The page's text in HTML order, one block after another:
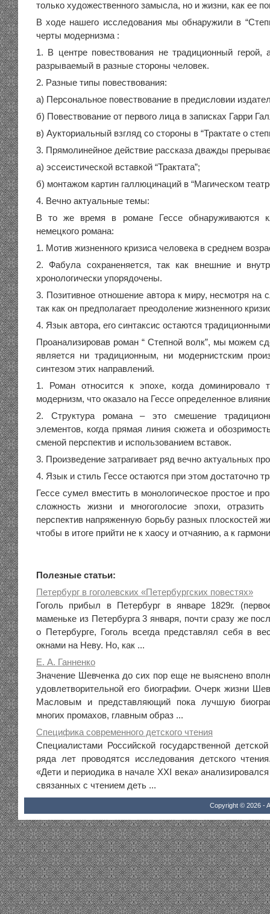
только художественного замысла, но и жизни, как ее
В ходе нашего исследования мы обнаружили в
черты модернизма :
1. В центре повествования не традиционный герой,
разрываемый в разные стороны человек.
2. Разные типы повествования:
а) Персональное повествование в предисловии
б) Повествование от первого лица в записках Гарри
в) Аукториальный взгляд со стороны в “Трактате о
3. Прямолинейное действие рассказа дважды
а) эссеистической вставкой “Трактата”;
б) монтажом картин галлюцинаций в “Магическом
4. Вечно актуальные темы:
В то же время в романе Гессе обнаруживаются
немецкого романа:
1. Мотив жизненного кризиса человека в среднем
2. Фабула сохраненяется, так как внешние и
хронологически упорядочены.
3. Позитивное отношение автора к миру, несмотря на
так как он предполагает преодоление жизненного
4. Язык автора, его синтаксис остаются
Проанализировав роман “ Степной волк”, мы можем
является ни традиционным, ни модернистским
синтезом этих направлений.
1. Роман относится к эпохе, когда доминировало
модернизм, что оказало на Гессе определенное
2. Структура романа – это смешение
элементов, когда прямая линия сюжета и
сменой перспектив и использованием вставок.
3. Произведение затрагивает ряд вечно актуальных
4. Язык и стиль Гессе остаются при этом достаточно
Гессе сумел вместить в монологическое простое и
сложность жизни и многоголосие эпохи,
перспектив напряженную борьбу разных плоскостей
чтобы в итоге прийти не к хаосу и отчаянию, а к
Полезные статьи:
Петербург в гоголевских «Петербургских повестях»
Гоголь прибыл в Петербург в январе 1829г.
маменьке из Петербурга 3 января, почти сразу же
о Петербурге, Гоголь всегда представлял себя в
окнами на Неву. Но, как ...
Е. А. Ганненко
Значение Шевченка до сих пор еще не выяснено
удовлетворительной его биографии. Очерк жизни
Масловым и представляющий пока лучшую
многих промахов, главным образ ...
Специфика современного детского чтения
Специалистами Российской государственной
ряда лет проводятся исследования детского
«Дети и периодика в начале XXI века»
связанных с чтением деть ...
Copyright © 2026 -